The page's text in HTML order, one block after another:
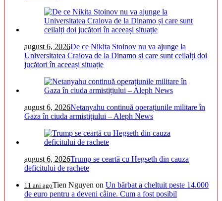
august 6, 2026De ce Nikita Stoinov nu va ajunge la
Universitatea Craiova de la Dinamo și care sunt ceilalți doi
jucători în aceeași situație
august 6, 2026Netanyahu continuă operațiunile militare în
Gaza în ciuda armistițiului – Aleph News
august 6, 2026Trump se ceartă cu Hegseth din cauza
deficitului de rachete
11 ani agoTien Nguyen on Un bărbat a cheltuit peste 14.000
de euro pentru a deveni câine. Cum a fost posibil